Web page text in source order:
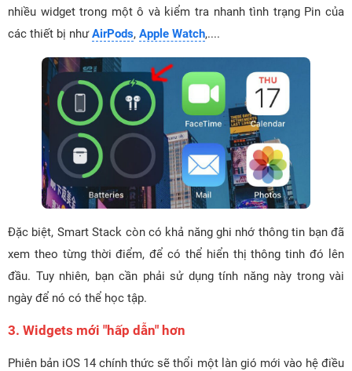
nhiều widget trong một ô và kiểm tra nhanh tình trạng Pin của
các thiết bị nhưAirPods, Apple Watch,....
Đặc biệt, Smart Stack còn có khả năng ghi nhớ thông tin bạn đã
xem theo từng thời điểm, để có thể hiển thị thông tinh đó lên
đầu. Tuy nhiên, bạn cần phải sử dụng tính năng này trong vài
ngày để nó có thể học tập.
3. Widgets mới "hấp dẫn" hơn
Phiên bản iOS 14 chính thức sẽ thổi một làn gió mới vào hệ điều